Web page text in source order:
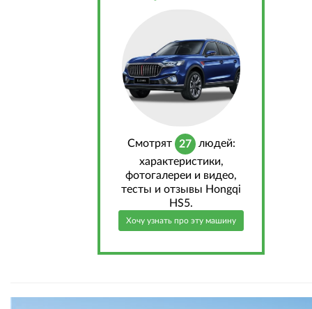
Cмотрят 27 людей:
характеристики,
фотогалереи и видео,
тесты и отзывы Hongqi
HS5.
Хочу узнать про эту машину